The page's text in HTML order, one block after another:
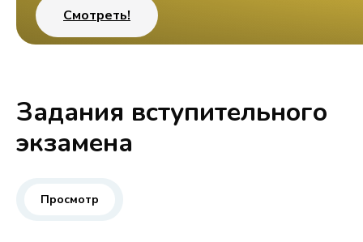
Смотреть!
Задания вступительного
экзамена
Просмотр